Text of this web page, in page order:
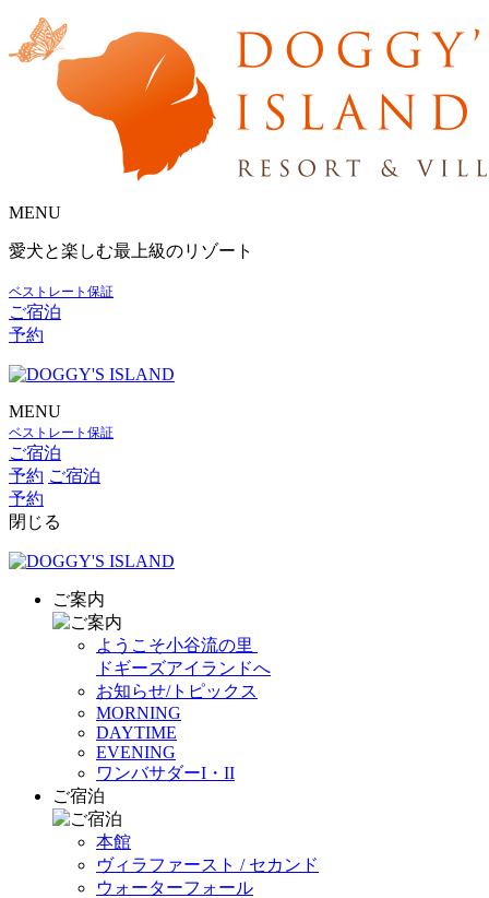
MENU
愛犬と楽しむ最上級のリゾート
ベストレート保証
ご宿泊
予約
MENU
ベストレート保証
ご宿泊
予約 ご宿泊
予約
閉じる
ご案内
ようこそ小谷流の里
ドギーズアイランドへ
お知らせ/トピックス
MORNING
DAYTIME
EVENING
ワンバサダーI・II
ご宿泊
本館
ヴィラファースト / セカンド
ウォーターフォール